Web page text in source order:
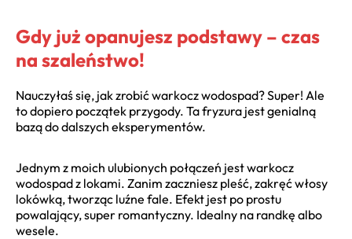
Gdy już opanujesz podstawy – czas
na szaleństwo!
Nauczyłaś się, jak zrobić warkocz wodospad? Super! Ale
to dopiero początek przygody. Ta fryzura jest genialną
bazą do dalszych eksperymentów.
Jednym z moich ulubionych połączeń jest warkocz
wodospad z lokami. Zanim zaczniesz pleść, zakręć włosy
lokówką, tworząc luźne fale. Efekt jest po prostu
powalający, super romantyczny. Idealny na randkę albo
wesele.